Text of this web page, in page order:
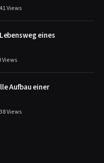
41Views
eines
Views
Aufbau einer
38Views